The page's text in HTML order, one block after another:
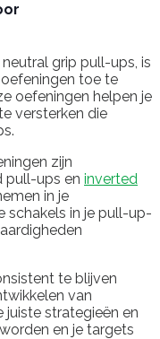
grip pull-ups, is
toe te
oefeningen helpen je
versterken die
zijn
pull-ups en inverted
in je
schakels in je pull-up-
te blijven
van
strategieën en
en je targets